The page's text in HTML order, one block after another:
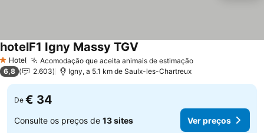
1 Estrelas
Hotel Acomodação que aceita animais de estimaçãoVer preços
hotelF1 Igny Massy TGV
6,8 2.603 Igny, a 5.1 km de Saulx-les-Chartreux
De € 34
Consulte os preços de 13 sites Ver preços